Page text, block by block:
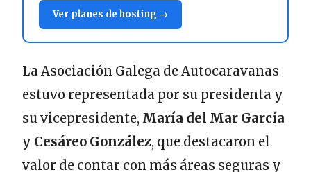
Ver planes de hosting →
La Asociación Galega de Autocaravanas
estuvo representada por su presidenta y
su vicepresidente, María del Mar García
y Cesáreo González, que destacaron el
valor de contar con más áreas seguras y